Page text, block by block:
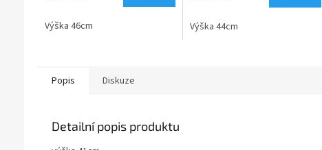
Výška 46cm Výška 44cm
Popis Diskuze
Detailní popis produktu